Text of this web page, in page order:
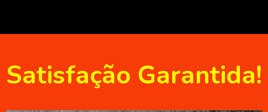
Satisfação Garantida!